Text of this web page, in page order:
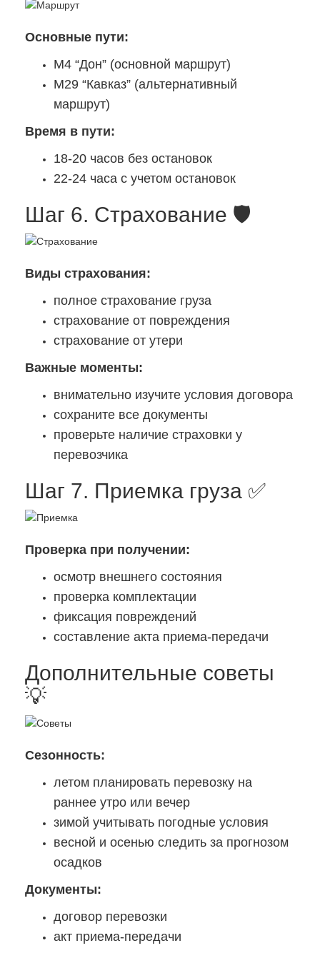
Основные пути:
М4 “Дон” (основной маршрут)
М29 “Кавказ” (альтернативный
маршрут)
Время в пути:
18-20 часов без остановок
22-24 часа с учетом остановок
Шаг 6. Страхование 🛡️
Виды страхования:
полное страхование груза
страхование от повреждения
страхование от утери
Важные моменты:
внимательно изучите условия договора
сохраните все документы
проверьте наличие страховки у
перевозчика
Шаг 7. Приемка груза ✅
Проверка при получении:
осмотр внешнего состояния
проверка комплектации
фиксация повреждений
составление акта приема-передачи
Дополнительные советы
💡
Сезонность:
летом планировать перевозку на
раннее утро или вечер
зимой учитывать погодные условия
весной и осенью следить за прогнозом
осадков
Документы:
договор перевозки
акт приема-передачи